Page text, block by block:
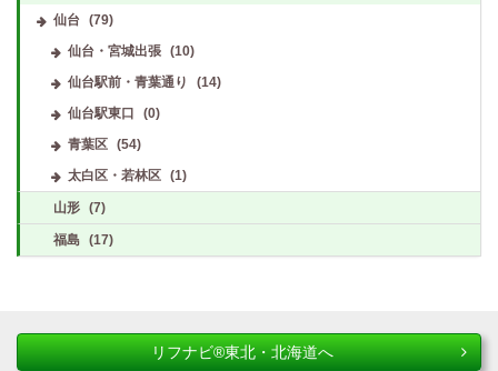
仙台 (79)
仙台・宮城出張
(10)
仙台駅前・青葉通り
(14)
仙台駅東口
(0)
青葉区
(54)
太白区・若林区
(1)
山形 (7)
福島 (17)
リフナビ®東北・北海道へ